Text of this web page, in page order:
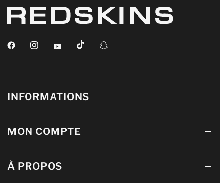
INFORMATIONS
MON COMPTE
À PROPOS